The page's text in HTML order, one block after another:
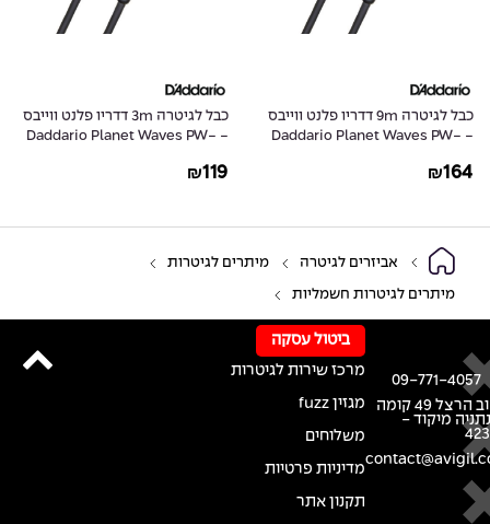
כבל לגיטרה 9m דדריו פלנט ווייבס
- Daddario Planet Waves PW-
₪164
כבל לגיטרה 3m דדריו פלנט ווייבס
- Daddario Planet Waves PW-
₪119
אביזרים לגיטרה מיתרים לגיטרות
מיתרים לגיטרות חשמליות
רחוב הרצל 49 קומה
מיקוד -
09-771-4057
ביטול עסקה
מרכז שירות לגיטרות
מגזין fuzz
משלוחים
מדיניות פרטיות
תקנון אתר